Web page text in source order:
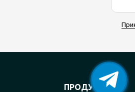
ПРОДУКЦИЯ